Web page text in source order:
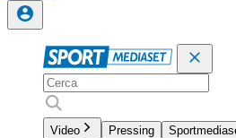
Video Pressing